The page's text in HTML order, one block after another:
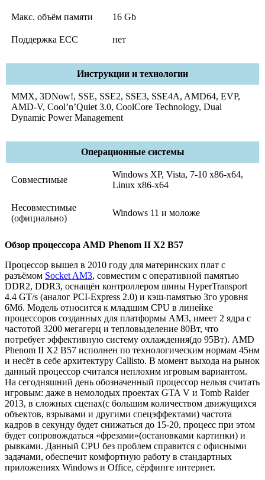
Макс. объём памяти 16 Gb
Поддержка ECC нет
Инструкции и технологии
MMX, 3DNow!, SSE, SSE2, SSE3, SSE4A, AMD64, EVP,
AMD-V, Cool’n’Quiet 3.0, CoolCore Technology, Dual
Dynamic Power Management
Операционные системы
Совместимые
Windows XP, Vista, 7-10 x86-x64,
Linux x86-x64
Несовместимые
(официально)
Windows 11 и моложе
Обзор процессора AMD Phenom II X2 B57
Процессор вышел в 2010 году для материнских плат с
разъёмом Socket AM3, совместим с оперативной памятью
DDR2, DDR3, оснащён контроллером шины HyperTransport
4.4 GT/s (аналог PCI-Express 2.0) и кэш-памятью 3го уровня
6Мб. Модель относится к младшим CPU в линейке
процессоров созданных для платформы AM3, имеет 2 ядра с
частотой 3200 мегагерц и тепловыделение 80Вт, что
потребует эффективную систему охлаждения(до 95Вт). AMD
Phenom II X2 B57 исполнен по технологическим нормам 45нм
и несёт в себе архитектуру Callisto. В момент выхода на рынок
данный процессор считался неплохим игровым вариантом.
На сегодняшний день обозначенный процессор нельзя считать
игровым: даже в немолодых проектах GTA V и Tomb Raider
2013, в сложных сценах(с большим количеством движущихся
объектов, взрывами и другими спецэффектами) частота
кадров в секунду будет снижаться до 15-20, процесс при этом
будет сопровождаться «фрезами»(остановками картинки) и
рывками. Данный CPU без проблем справится с офисными
задачами, обеспечит комфортную работу в стандартных
приложениях Windows и Office, сёрфинге интернет.